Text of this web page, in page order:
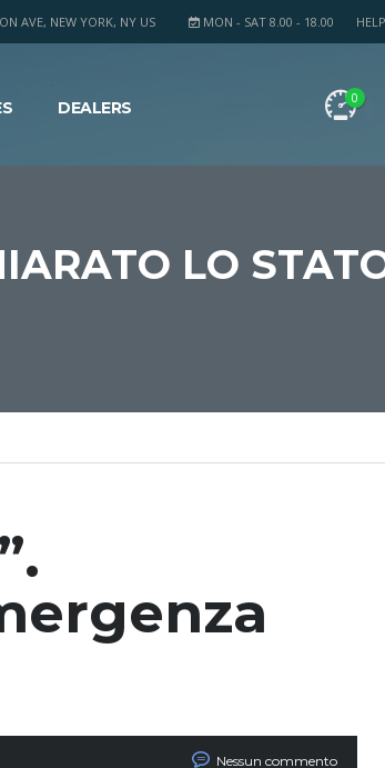
HELP
MON - SAT 8.00 - 18.00
AVE, NEW YORK, NY US
0
DEALERS
LO
Nessun commento